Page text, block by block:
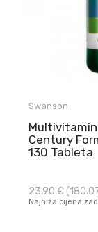
Swanson
Century
130 Tableta
23,90 €
Najniža cijena